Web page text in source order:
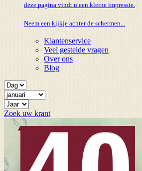
deze pagina vindt u een kleine impressie.
Neem een kijkje achter de schermen...
Klantenservice
Veel gestelde vragen
Over ons
Blog
Zoek uw krant